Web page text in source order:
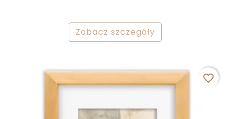
Zobacz szczegóły
favorite_border